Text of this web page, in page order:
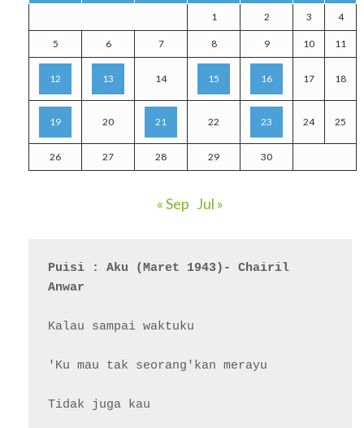
1 2 3 4
5 6 7 8 9 10 11
12 13 14 15 16 17 18
19 20 21 22 23 24 25
26 27 28 29 30
« Sep Jul »
Puisi : Aku (Maret 1943)- Chairil
Anwar
Kalau sampai waktuku
'Ku mau tak seorang'kan merayu
Tidak juga kau